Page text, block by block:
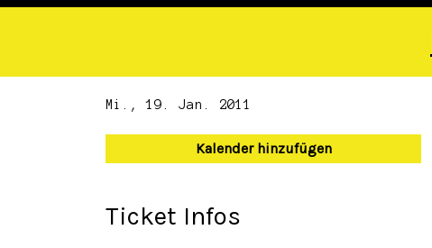
Mi., 19. Jan. 2011
Kalender hinzufügen
Ticket Infos